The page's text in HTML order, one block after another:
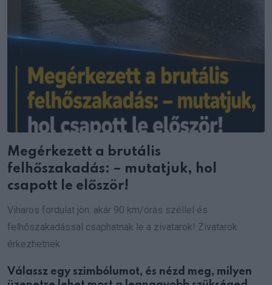
Megérkezett a brutális
felhőszakadás: – mutatjuk, hol
csapott le először!
Viharos fordulat jön: akár 90 km/órás széllel és
felhőszakadással csaphatnak le a zivatarok! Zivatarok
érkezhetnek
Válassz egy szimbólumot, és nézd meg, milyen